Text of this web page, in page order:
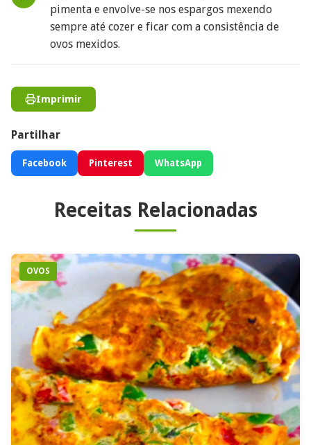
pimenta e envolve-se nos espargos mexendo
sempre até cozer e ficar com a consistência de
ovos mexidos.
Imprimir
Partilhar
Facebook Pinterest WhatsApp
Receitas Relacionadas
OVOS